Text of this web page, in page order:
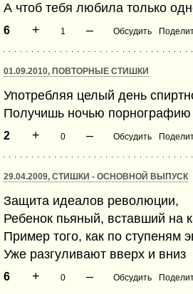
А чтоб тебя любила только
6 + 1 – Обсудить
01.09.2010, ПОВТОРНЫЕ СТИШКИ
Употребляя целый день
Получишь ночью порнографию
2 + 0 – Обсудить
29.04.2009, СТИШКИ - ОСНОВНОЙ ВЫПУСК
Защита идеалов революции,
Ребенок пьяный, вставший на
Пример того, как по ступеням
Уже разгуливают вверх и вниз
6 + 0 – Обсудить